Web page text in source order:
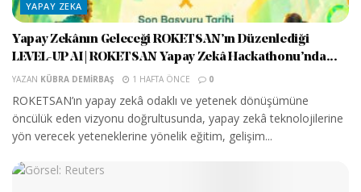
YAPAY ZEKA
Yapay Zekânın Geleceği ROKETSAN’ın Düzenlediği
LEVEL-UP AI | ROKETSAN Yapay Zekâ Hackathonu’nda...
YAZAN KÜBRA DEMIRBAŞ 1 HAFTA ÖNCE 0
ROKETSAN’ın yapay zekâ odaklı ve yetenek dönüşümüne
öncülük eden vizyonu doğrultusunda, yapay zekâ teknolojilerine
yön verecek yeteneklerine yönelik eğitim, gelişim...